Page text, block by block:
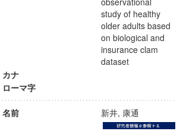
study of healthy
older adults based
on biological and
insurance clam
dataset
カナ
ローマ字
名前 新井, 康通